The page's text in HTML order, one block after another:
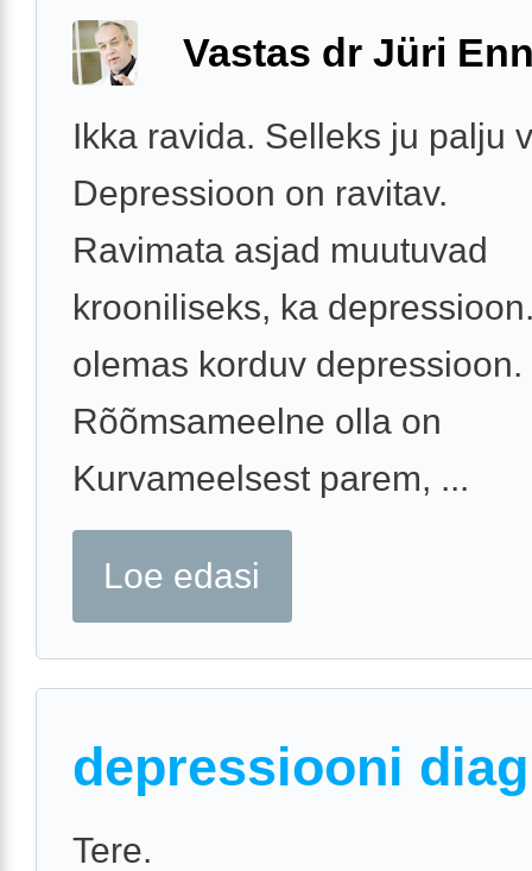
Vastas dr Jüri
Ikka ravida. Selleks ju palju
Depressioon on ravitav.
Ravimata asjad muutuvad
krooniliseks, ka
olemas korduv depressioon.
Rõõmsameelne olla on
Kurvameelsest parem, ...
Loe edasi
depressiooni
Tere.